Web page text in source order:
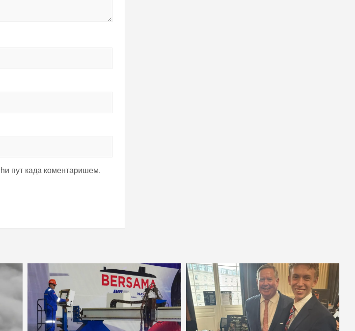
пут када коментаришем.